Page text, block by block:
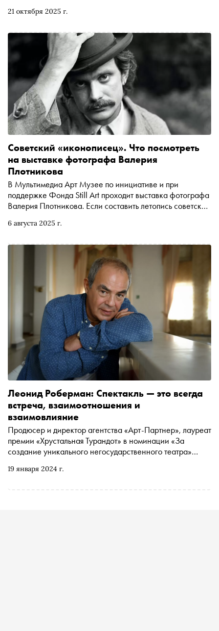
21 октября 2025 г.
отведена образам героев — их характеры раскрываются
стилизации эпохи, поисках образов, хитром
демократизме Кончаловского, шляпках как
самостоятельных персонажах и подлинных фактурах в
кадре «Сноб» поговорил с художником по костюмам
Дмитрием Андреевым
6 августа 2025 г.
Советский «иконописец». Что посмотреть
на выставке фотографа Валерия
Плотникова
В Мультимедиа Арт Музее по инициативе и при
поддержке Фонда Still Art проходит выставка фотографа
Валерия Плотникова. Если составить летопись советской
нас с его фотографий. Владимир Высоцкий, Алиса
Смоктуновский — кажется, не было звезды театра и
кино, музыканта или дирижера, который не оказался бы
19 января 2024 г.
Леонид Роберман: Спектакль — это всегда
встреча, взаимоотношения и
взаимовлияние
Продюсер и директор агентства «Арт-Партнер», лауреат
премии «Хрустальная Турандот» в номинации «За
создание уникального негосударственного театра»
современной театральной индустрии, новых проектах и